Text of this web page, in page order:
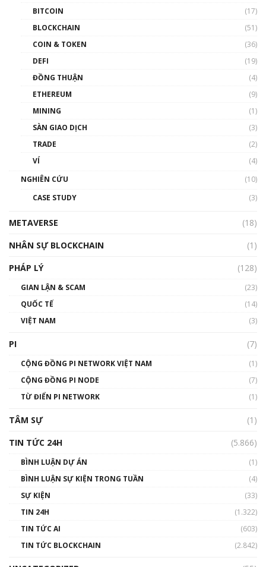
như thể nào?
00:39:31
Phổ cập Blockchain
thống & Crypto qua các cuộc chiến | Phổ cập
01:32:59
gió ấm
Talkshow 14: MemeCoin – Trò đùa tỷ đô
01:29:26
BITCOIN
(17)
BLOCKCHAIN
(51)
COIN & TOKEN
(36)
DEFI
(19)
ĐỒNG THUẬN
(4)
ETHEREUM
(9)
MINING
(1)
SÀN GIAO DỊCH
(3)
TRADE
(2)
VÍ
(4)
NGHIÊN CỨU
(10)
CASE STUDY
(3)
METAVERSE
(18)
NHÂN SỰ BLOCKCHAIN
(1)
PHÁP LÝ
(128)
GIAN LẬN & SCAM
(23)
QUỐC TẾ
(14)
VIỆT NAM
(3)
PI (7)
CỘNG ĐỒNG PI NETWORK VIỆT NAM
(1)
CỘNG ĐỒNG PI NODE
(7)
TỪ ĐIỂN PI NETWORK
(1)
TÂM SỰ
(1)
TIN TỨC 24H
(5.866)
BÌNH LUẬN DỰ ÁN
(1)
BÌNH LUẬN SỰ KIỆN TRONG TUẦN
(4)
SỰ KIỆN
(33)
TIN 24H
(1.322)
TIN TỨC AI
(603)
TIN TỨC BLOCKCHAIN
(2.842)